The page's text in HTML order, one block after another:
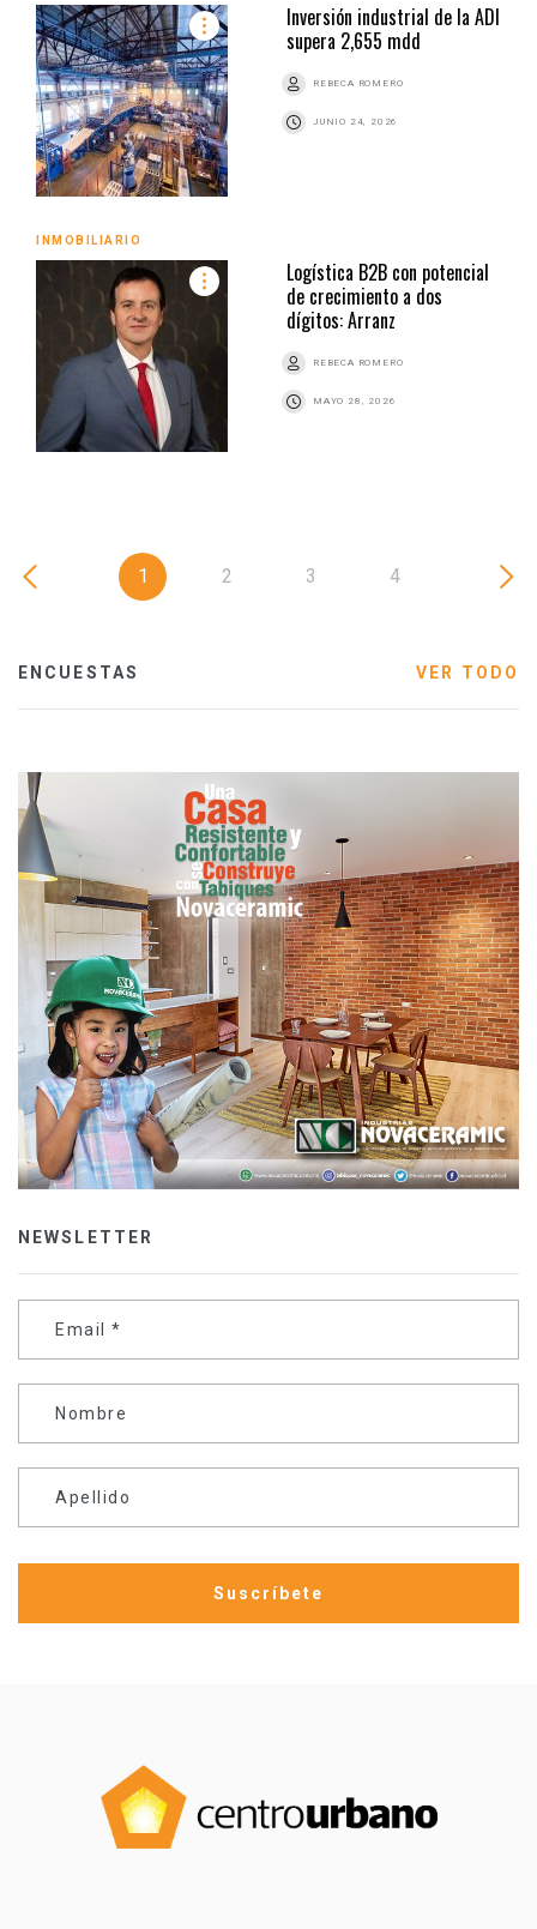
Inversión industrial de la ADI
supera 2,655 mdd
REBECA ROMERO
JUNIO 24, 2026
INMOBILIARIO
Logística B2B con potencial
de crecimiento a dos
dígitos: Arranz
REBECA ROMERO
MAYO 28, 2026
1 2 3 4
ENCUESTAS VER TODO
NEWSLETTER
Email *
Nombre
Apellido